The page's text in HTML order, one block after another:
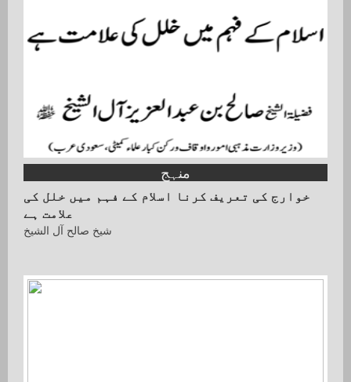
منہج
خوارج کی تعریف کرنا اسلام کے فہم میں خلل کی
علامت ہے
شیخ صالح آل الشیخ